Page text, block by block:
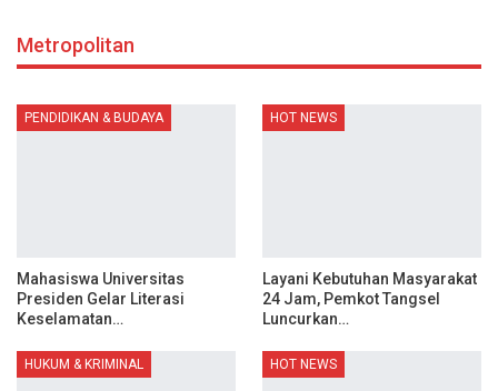
Metropolitan
PENDIDIKAN & BUDAYA
Mahasiswa Universitas
Presiden Gelar Literasi
Keselamatan…
HOT NEWS
Layani Kebutuhan Masyarakat
24 Jam, Pemkot Tangsel
Luncurkan…
HUKUM & KRIMINAL HOT NEWS